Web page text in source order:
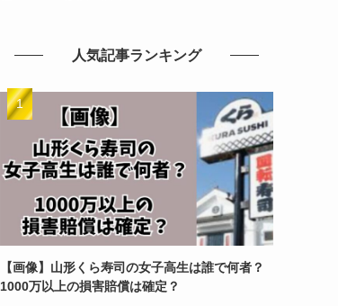
人気記事ランキング
【画像】山形くら寿司の女子高生は誰で何者？
1000万以上の損害賠償は確定？